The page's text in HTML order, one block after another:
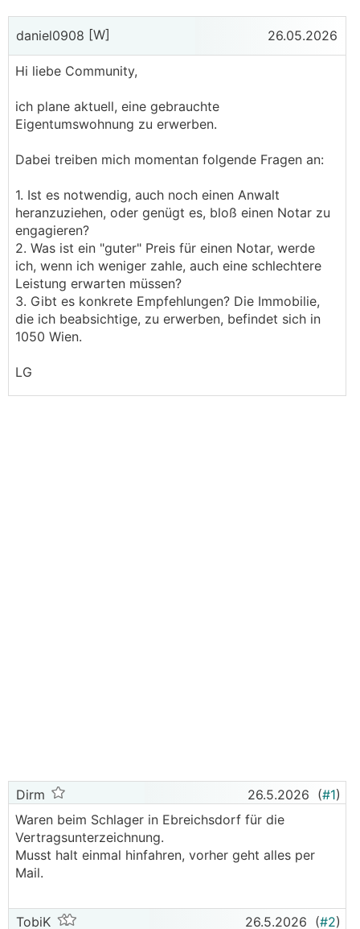
daniel0908 [W] 26.05.2026
Hi liebe Community,
ich plane aktuell, eine gebrauchte
Eigentumswohnung zu erwerben.
Dabei treiben mich momentan folgende Fragen an:
1. Ist es notwendig, auch noch einen Anwalt
heranzuziehen, oder genügt es, bloß einen Notar zu
engagieren?
2. Was ist ein "guter" Preis für einen Notar, werde
ich, wenn ich weniger zahle, auch eine schlechtere
Leistung erwarten müssen?
3. Gibt es konkrete Empfehlungen? Die Immobilie,
die ich beabsichtige, zu erwerben, befindet sich in
1050 Wien.
LG
Dirm 26.5.2026 (#1)
Waren beim Schlager in Ebreichsdorf für die
Vertragsunterzeichnung.
Musst halt einmal hinfahren, vorher geht alles per
Mail.
TobiK 26.5.2026 (#2)